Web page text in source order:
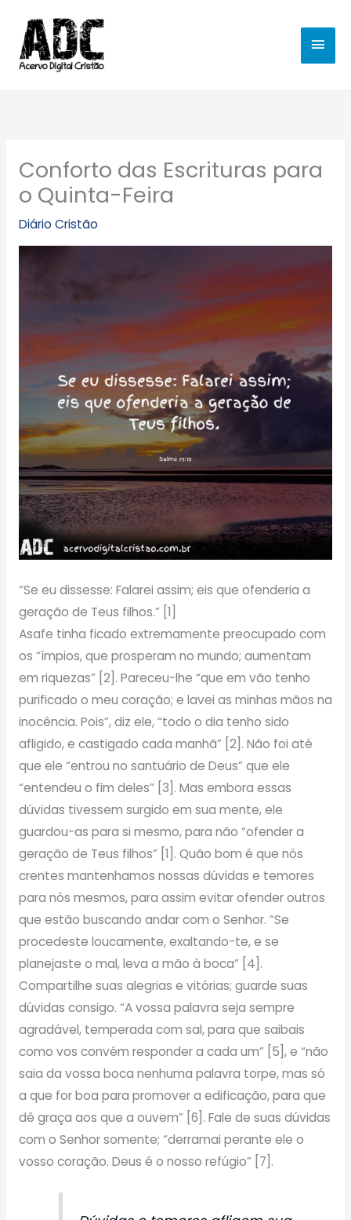
para
conteúdo
Conforto das Escrituras para
o Quinta-Feira
Diário Cristão
“Se eu dissesse: Falarei assim; eis que ofenderia a
geração de Teus filhos.” [1]
Asafe tinha ficado extremamente preocupado com
os “ímpios, que prosperam no mundo; aumentam
em riquezas” [2]. Pareceu-lhe “que em vão tenho
purificado o meu coração; e lavei as minhas mãos na
inocência. Pois”, diz ele, “todo o dia tenho sido
afligido, e castigado cada manhã” [2]. Não foi até
que ele “entrou no santuário de Deus” que ele
“entendeu o fim deles” [3]. Mas embora essas
dúvidas tivessem surgido em sua mente, ele
guardou-as para si mesmo, para não “ofender a
geração de Teus filhos” [1]. Quão bom é que nós
crentes mantenhamos nossas dúvidas e temores
para nós mesmos, para assim evitar ofender outros
que estão buscando andar com o Senhor. “Se
procedeste loucamente, exaltando-te, e se
planejaste o mal, leva a mão à boca” [4].
Compartilhe suas alegrias e vitórias; guarde suas
dúvidas consigo. “A vossa palavra seja sempre
agradável, temperada com sal, para que saibais
como vos convém responder a cada um” [5], e “não
saia da vossa boca nenhuma palavra torpe, mas só
a que for boa para promover a edificação, para que
dê graça aos que a ouvem” [6]. Fale de suas dúvidas
com o Senhor somente; “derramai perante ele o
vosso coração. Deus é o nosso refúgio” [7].